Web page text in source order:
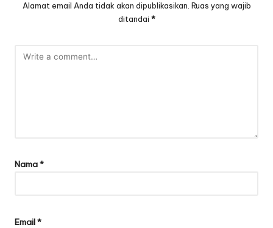
Alamat email Anda tidak akan dipublikasikan. Ruas yang wajib
ditandai *
Nama*
Email*